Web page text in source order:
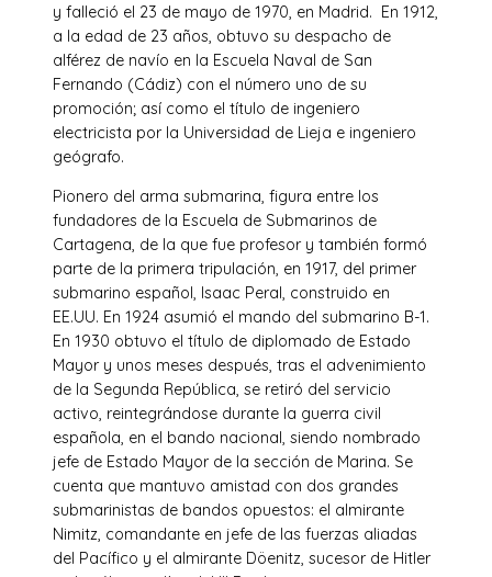
y falleció el 23 de mayo de 1970, en Madrid. En 1912,
a la edad de 23 años, obtuvo su despacho de
alférez de navío en la Escuela Naval de San
Fernando (Cádiz) con el número uno de su
promoción; así como el título de ingeniero
electricista por la Universidad de Lieja e ingeniero
geógrafo.
Pionero del arma submarina, figura entre los
fundadores de la Escuela de Submarinos de
Cartagena, de la que fue profesor y también formó
parte de la primera tripulación, en 1917, del primer
submarino español, Isaac Peral, construido en
EE.UU. En 1924 asumió el mando del submarino B-1.
En 1930 obtuvo el título de diplomado de Estado
Mayor y unos meses después, tras el advenimiento
de la Segunda República, se retiró del servicio
activo, reintegrándose durante la guerra civil
española, en el bando nacional, siendo nombrado
jefe de Estado Mayor de la sección de Marina. Se
cuenta que mantuvo amistad con dos grandes
submarinistas de bandos opuestos: el almirante
Nimitz, comandante en jefe de las fuerzas aliadas
del Pacífico y el almirante Döenitz, sucesor de Hitler